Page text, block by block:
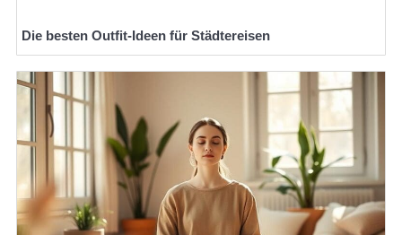
Die besten Outfit-Ideen für Städtereisen